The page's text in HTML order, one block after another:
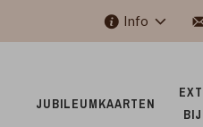
Info
JUBILEUMKAARTEN